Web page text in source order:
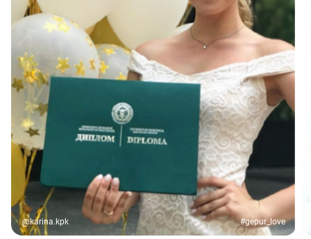
@karina.kpk #gepur_love